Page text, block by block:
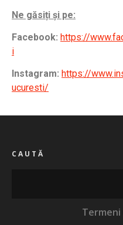
Ne găsiți și pe:
Facebook: https://
i
Instagram: https://
ucuresti/
CAUTĂ